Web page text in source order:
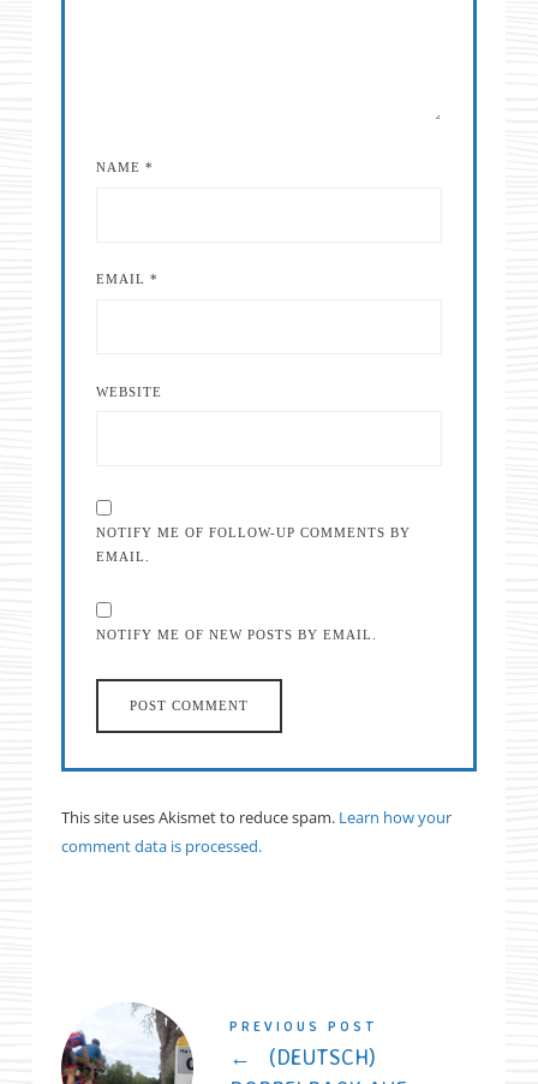
NAME *
EMAIL *
WEBSITE
NOTIFY ME OF FOLLOW-UP COMMENTS BY
EMAIL.
NOTIFY ME OF NEW POSTS BY EMAIL.
This site uses Akismet to reduce spam. Learn how your
comment data is processed.
PREVIOUS POST
←
(DEUTSCH)